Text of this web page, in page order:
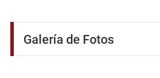
Galería de Fotos